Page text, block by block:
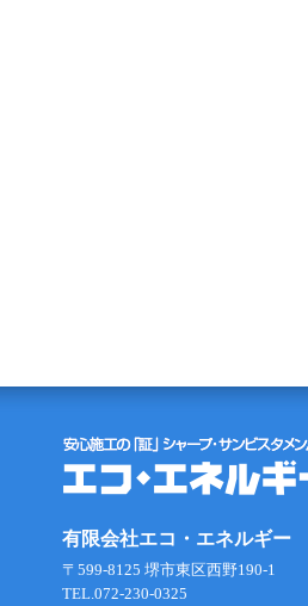
有限会社エコ・エネルギー
〒599-8125 堺市東区西野190-1
TEL.072-230-0325